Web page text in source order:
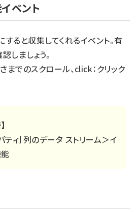
ベント
ると収集してくれるイベント。有
しましょう。
までのスクロール、click：クリック
ィ］列のデータ ストリーム＞イ